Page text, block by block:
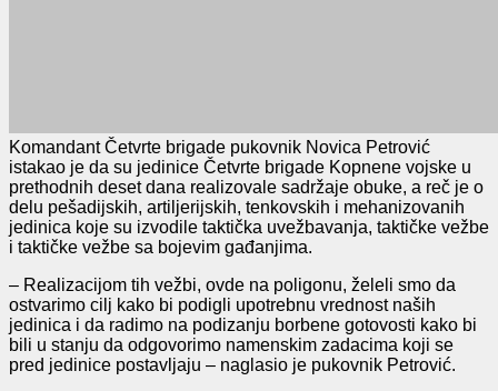
Komandant Četvrte brigade pukovnik Novica Petrović
istakao je da su jedinice Četvrte brigade Kopnene vojske u
prethodnih deset dana realizovale sadržaje obuke, a reč je o
delu pešadijskih, artiljerijskih, tenkovskih i mehanizovanih
jedinica koje su izvodile taktička uvežbavanja, taktičke vežbe
i taktičke vežbe sa bojevim gađanjima.
– Realizacijom tih vežbi, ovde na poligonu, želeli smo da
ostvarimo cilj kako bi podigli upotrebnu vrednost naših
jedinica i da radimo na podizanju borbene gotovosti kako bi
bili u stanju da odgovorimo namenskim zadacima koji se
pred jedinice postavljaju – naglasio je pukovnik Petrović.